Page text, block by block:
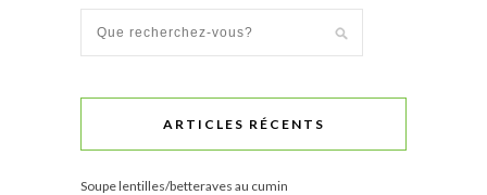
ARTICLES RÉCENTS
Soupe lentilles/betteraves au cumin